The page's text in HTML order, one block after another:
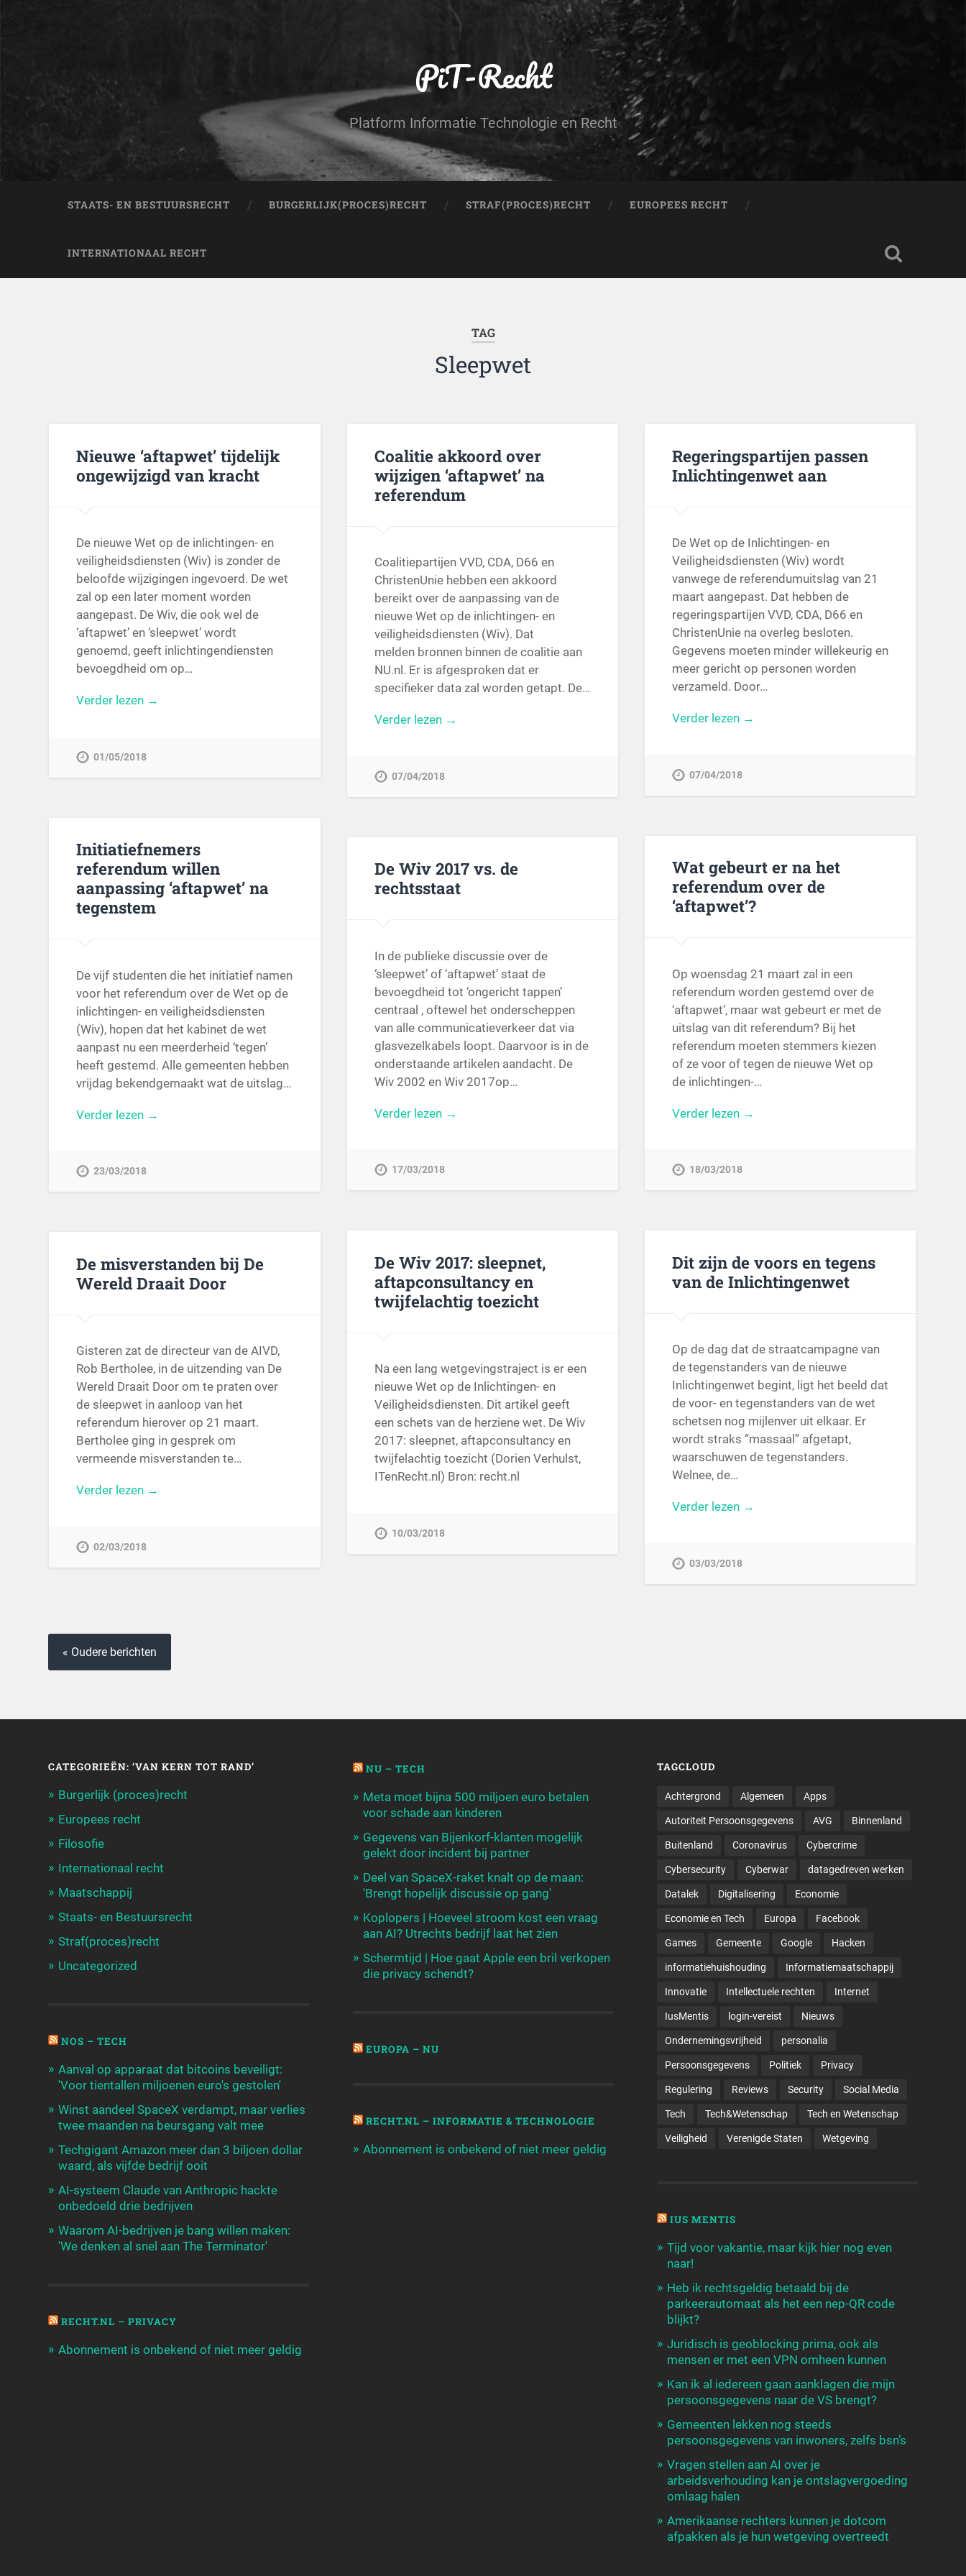
PiT-Recht
Platform Informatie Technologie en Recht
STAATS- EN BESTUURSRECHT BURGERLIJK(PROCES)RECHT STRAF(PROCES)RECHT EUROPEES RECHT
INTERNATIONAAL RECHT
TAG
Sleepwet
Nieuwe ‘aftapwet’ tijdelijk
ongewijzigd van kracht
De nieuwe Wet op de inlichtingen- en
veiligheidsdiensten (Wiv) is zonder de
beloofde wijzigingen ingevoerd. De wet
zal op een later moment worden
aangepast. De Wiv, die ook wel de
‘aftapwet’ en ‘sleepwet’ wordt
genoemd, geeft inlichtingendiensten
bevoegdheid om op…
Verder lezen →
01/05/2018
Coalitie akkoord over
wijzigen ‘aftapwet’ na
referendum
Coalitiepartijen VVD, CDA, D66 en
ChristenUnie hebben een akkoord
bereikt over de aanpassing van de
nieuwe Wet op de inlichtingen- en
veiligheidsdiensten (Wiv). Dat
melden bronnen binnen de coalitie aan
NU.nl. Er is afgesproken dat er
specifieker data zal worden getapt. De…
Verder lezen →
07/04/2018
Regeringspartijen passen
Inlichtingenwet aan
De Wet op de Inlichtingen- en
Veiligheidsdiensten (Wiv) wordt
vanwege de referendumuitslag van 21
maart aangepast. Dat hebben de
regeringspartijen VVD, CDA, D66 en
ChristenUnie na overleg besloten.
Gegevens moeten minder willekeurig en
meer gericht op personen worden
verzameld. Door…
Verder lezen →
07/04/2018
Initiatiefnemers
referendum willen
aanpassing ‘aftapwet’ na
tegenstem
De vijf studenten die het initiatief namen
voor het referendum over de Wet op de
inlichtingen- en veiligheidsdiensten
(Wiv), hopen dat het kabinet de wet
aanpast nu een meerderheid ‘tegen’
heeft gestemd. Alle gemeenten hebben
vrijdag bekendgemaakt wat de uitslag…
Verder lezen →
23/03/2018
Wat gebeurt er na het
referendum over de
‘aftapwet’?
Op woensdag 21 maart zal in een
referendum worden gestemd over de
‘aftapwet’, maar wat gebeurt er met de
uitslag van dit referendum? Bij het
referendum moeten stemmers kiezen
of ze voor of tegen de nieuwe Wet op
de inlichtingen-…
Verder lezen →
18/03/2018
De Wiv 2017 vs. de
rechtsstaat
In de publieke discussie over de
‘sleepwet’ of ‘aftapwet’ staat de
bevoegdheid tot ‘ongericht tappen’
centraal , oftewel het onderscheppen
van alle communicatieverkeer dat via
glasvezelkabels loopt. Daarvoor is in de
onderstaande artikelen aandacht. De
Wiv 2002 en Wiv 2017op…
Verder lezen →
17/03/2018
De Wiv 2017: sleepnet,
aftapconsultancy en
twijfelachtig toezicht
Na een lang wetgevingstraject is er een
nieuwe Wet op de Inlichtingen- en
Veiligheidsdiensten. Dit artikel geeft
een schets van de herziene wet. De Wiv
2017: sleepnet, aftapconsultancy en
twijfelachtig toezicht (Dorien Verhulst,
ITenRecht.nl) Bron: recht.nl
10/03/2018
Dit zijn de voors en tegens
van de Inlichtingenwet
Op de dag dat de straatcampagne van
de tegenstanders van de nieuwe
Inlichtingenwet begint, ligt het beeld dat
de voor- en tegenstanders van de wet
schetsen nog mijlenver uit elkaar. Er
wordt straks “massaal” afgetapt,
waarschuwen de tegenstanders.
Welnee, de…
Verder lezen →
03/03/2018
De misverstanden bij De
Wereld Draait Door
Gisteren zat de directeur van de AIVD,
Rob Bertholee, in de uitzending van De
Wereld Draait Door om te praten over
de sleepwet in aanloop van het
referendum hierover op 21 maart.
Bertholee ging in gesprek om
vermeende misverstanden te…
Verder lezen →
02/03/2018
« Oudere berichten
CATEGORIEËN: ‘VAN KERN TOT RAND’
Burgerlijk (proces)recht
Europees recht
Filosofie
Internationaal recht
Maatschappij
Staats- en Bestuursrecht
Straf(proces)recht
Uncategorized
NOS – TECH
Aanval op apparaat dat bitcoins beveiligt:
'Voor tientallen miljoenen euro's gestolen'
Winst aandeel SpaceX verdampt, maar verlies
twee maanden na beursgang valt mee
Techgigant Amazon meer dan 3 biljoen dollar
waard, als vijfde bedrijf ooit
AI-systeem Claude van Anthropic hackte
onbedoeld drie bedrijven
Waarom AI-bedrijven je bang willen maken:
'We denken al snel aan The Terminator'
RECHT.NL – PRIVACY
Abonnement is onbekend of niet meer geldig
NU – TECH
Meta moet bijna 500 miljoen euro betalen
voor schade aan kinderen
Gegevens van Bijenkorf-klanten mogelijk
gelekt door incident bij partner
Deel van SpaceX-raket knalt op de maan:
'Brengt hopelijk discussie op gang'
Koplopers | Hoeveel stroom kost een vraag
aan AI? Utrechts bedrijf laat het zien
Schermtijd | Hoe gaat Apple een bril verkopen
die privacy schendt?
EUROPA – NU
RECHT.NL – INFORMATIE & TECHNOLOGIE
Abonnement is onbekend of niet meer geldig
TAGCLOUD
Achtergrond Algemeen Apps
Autoriteit Persoonsgegevens AVG Binnenland
Buitenland Coronavirus Cybercrime
Cybersecurity Cyberwar datagedreven werken
Datalek Digitalisering Economie
Economie en Tech Europa Facebook
Games Gemeente Google Hacken
informatiehuishouding Informatiemaatschappij
Innovatie Intellectuele rechten Internet
IusMentis login-vereist Nieuws
Ondernemingsvrijheid personalia
Persoonsgegevens Politiek Privacy
Regulering Reviews Security Social Media
Tech Tech&Wetenschap Tech en Wetenschap
Veiligheid Verenigde Staten Wetgeving
IUS MENTIS
Tijd voor vakantie, maar kijk hier nog even
naar!
Heb ik rechtsgeldig betaald bij de
parkeerautomaat als het een nep-QR code
blijkt?
Juridisch is geoblocking prima, ook als
mensen er met een VPN omheen kunnen
Kan ik al iedereen gaan aanklagen die mijn
persoonsgegevens naar de VS brengt?
Gemeenten lekken nog steeds
persoonsgegevens van inwoners, zelfs bsn’s
Vragen stellen aan AI over je
arbeidsverhouding kan je ontslagvergoeding
omlaag halen
Amerikaanse rechters kunnen je dotcom
afpakken als je hun wetgeving overtreedt